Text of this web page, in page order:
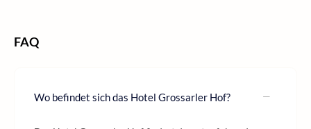
FAQ
Wo befindet sich das Hotel Grossarler Hof?